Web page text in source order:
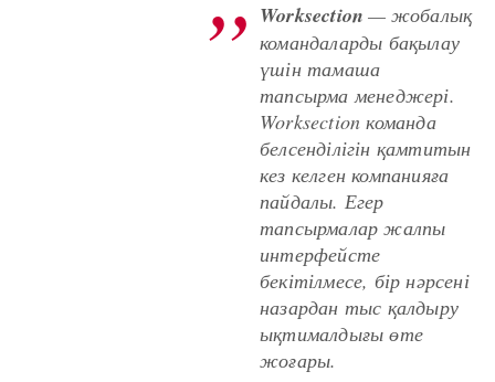
Work­sec­tion — жобалық
командаларды бақылау
үшін тамаша
тапсырма менеджері.
Work­sec­tion команда
белсенділігін қамтитын
кез келген компанияға
пайдалы. Егер
тапсырмалар жалпы
интерфейсте
бекітілмесе, бір нәрсені
назардан тыс қалдыру
ықтималдығы өте
жоғары.